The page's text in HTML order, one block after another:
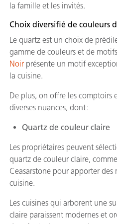
la famille et les invités.
Choix diversifié de couleurs
Le quartz est un choix de
gamme de couleurs et de
Noir présente un motif
la cuisine.
De plus, on offre les comptoirs
diverses nuances, dont :
Quartz de couleur claire
Les propriétaires peuvent
quartz de couleur claire, comme
Ceasarstone pour apporter des
cuisine.
Les cuisines qui arborent une
claire paraissent modernes et